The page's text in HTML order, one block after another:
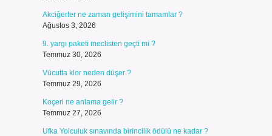
Akciğerler ne zaman gelişimini tamamlar ?
Ağustos 3, 2026
9. yargı paketi meclisten geçti mi ?
Temmuz 30, 2026
Vücutta klor neden düşer ?
Temmuz 29, 2026
Koçeri ne anlama gelir ?
Temmuz 27, 2026
Ufka Yolculuk sınavında birincilik ödülü ne kadar ?